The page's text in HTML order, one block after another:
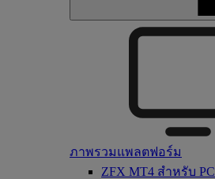
ภาพรวมแพลตฟอร์ม
ZFX MT4 สำหรับ PC